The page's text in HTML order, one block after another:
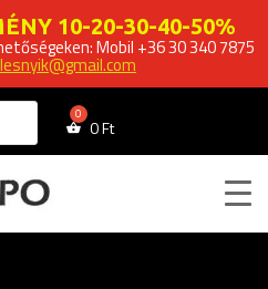
10-20-30-40-50%
Mobil +36 30 340 7875
0Ft